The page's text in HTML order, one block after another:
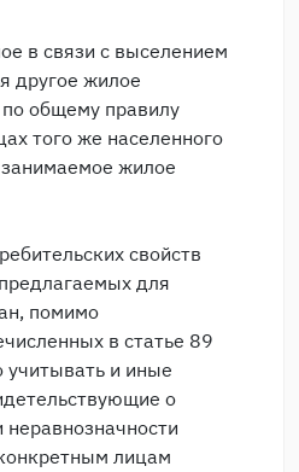
в связи с выселением
другое жилое
общему правилу
того же населенного
жилое
свойств
для
помимо
в статье 89
и иные
о
неравнозначности
лицам